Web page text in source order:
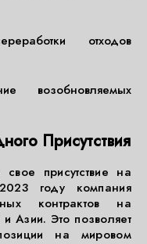
отходов
возобновляемых
Присутствия
присутствие на
году компания
контрактов на
Азии. Это позволяет
на мировом